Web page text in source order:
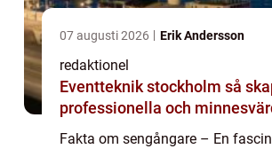
07 augusti 2026 Erik Andersson
redaktionel
Eventteknik stockholm så skapar du
professionella och
Fakta om sengångare – En